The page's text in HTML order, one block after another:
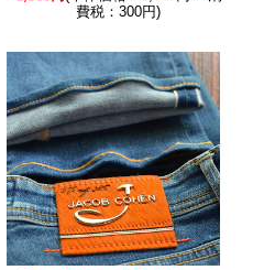
費税：300円)